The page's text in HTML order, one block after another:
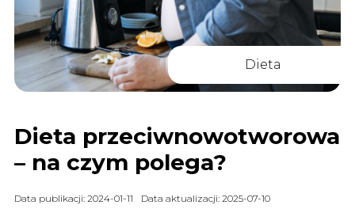
Dieta
Dieta przeciwnowotworowa
– na czym polega?
Data publikacji: 2024-01-11 Data aktualizacji: 2025-07-10